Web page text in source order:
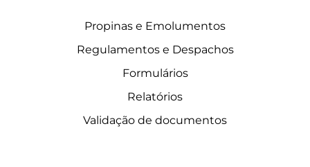
Propinas e Emolumentos
Regulamentos e Despachos
Formulários
Relatórios
Validação de documentos